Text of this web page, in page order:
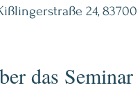
24,
das Seminar